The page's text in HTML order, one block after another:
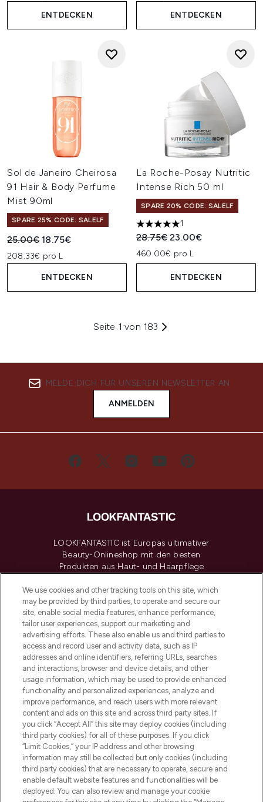
ENTDECKEN ENTDECKEN
Sol de Janeiro Cheirosa
91 Hair & Body Perfume
Mist 90ml
SPARE 25% CODE: SALELF
Unverbindliche Preisempfehlung:
25.00€Aktueller Preis:
18.75€
208.33€ pro L
ENTDECKEN
La Roche-Posay Nutritic
Intense Rich 50 ml
SPARE 20% CODE: SALELF
5 stars out of a maximum of
1
Unverbindliche
28.75€Aktueller Preis:
23.00€
460.00€ pro L
ENTDECKEN
Seite 1 von 183
MELDE DICH FÜR UNSEREN NEWSLETTER AN
ANMELDEN
LOOKFANTASTIC ist Europas ultimativer
Beauty-Onlineshop mit den besten
Produkten aus Haut- und Haarpflege
renommierten Marken. Shoppe online
oder über die App mit kostenloser
Lieferung ab einem Einkaufswert von 30€.
Cookie-Einwilligung
Do Not Sell or Share My Personal
Information
HILFE & INFORMATION
IMPRESSUM
ÜBER LOOKFANTASTIC
COVID-19
We use cookies and other tracking tools on this site, which
may be provided by third parties, to operate and secure our
site, enable social media features, enhance performance,
tailor user experiences, support our marketing and
advertising efforts. These also enable us and third parties to
access and record user and activity data, such as IP
addresses and online identifiers, referring URLs, searches
and interactions, browser and device details, and other
usage information, which may be used to provide enhanced
functionality and personalized experiences, analyze and
improve performance, and reach users with more relevant
content and ads on this site and across third party sites. If
you click “Accept All” this site may deploy cookies (including
third party cookies) for all of these purposes. If you click
“Limit Cookies,” your IP address and other browsing
information may still be collected but only cookies (including
third party cookies) that are necessary to operate, secure and
enable default website features and functionalities will be
deployed. You can also review and manage your cookie